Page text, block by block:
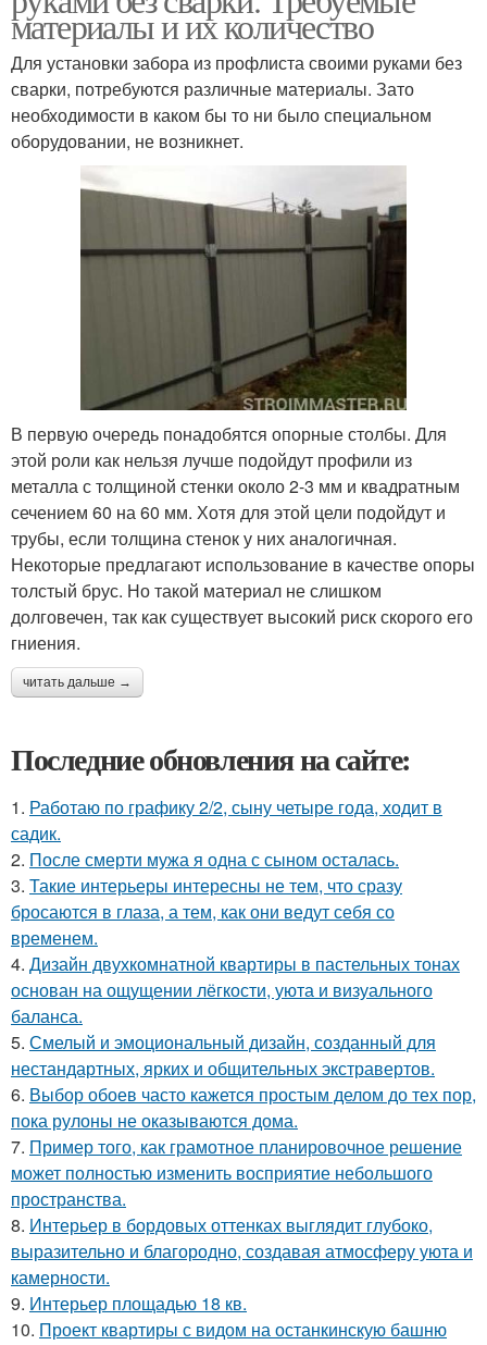
материалы и их количество
Для установки забора из профлиста своими руками без
сварки, потребуются различные материалы. Зато
необходимости в каком бы то ни было специальном
оборудовании, не возникнет.
В первую очередь понадобятся опорные столбы. Для
этой роли как нельзя лучше подойдут профили из
металла с толщиной стенки около 2-3 мм и квадратным
сечением 60 на 60 мм. Хотя для этой цели подойдут и
трубы, если толщина стенок у них аналогичная.
Некоторые предлагают использование в качестве опоры
толстый брус. Но такой материал не слишком
долговечен, так как существует высокий риск скорого его
гниения.
читать дальше →
Последние обновления на сайте:
1. Работаю по графику 2/2, сыну четыре года, ходит в
садик.
2. После смерти мужа я одна с сыном осталась.
3. Такие интерьеры интересны не тем, что сразу
бросаются в глаза, а тем, как они ведут себя со
временем.
4. Дизайн двухкомнатной квартиры в пастельных тонах
основан на ощущении лёгкости, уюта и визуального
баланса.
5. Смелый и эмоциональный дизайн, созданный для
нестандартных, ярких и общительных экстравертов.
6. Выбор обоев часто кажется простым делом до тех пор,
пока рулоны не оказываются дома.
7. Пример того, как грамотное планировочное решение
может полностью изменить восприятие небольшого
пространства.
8. Интерьер в бордовых оттенках выглядит глубоко,
выразительно и благородно, создавая атмосферу уюта и
камерности.
9. Интерьер площадью 18 кв.
10. Проект квартиры с видом на останкинскую башню